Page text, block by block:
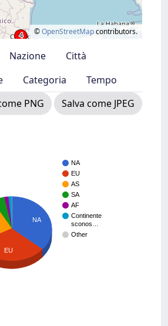
©OpenStreetMapcontributors.
Nazione
Città
Categoria
Tempo
PNG
Salva come JPEG
NA
EU
AS
SA
AF
Continente
sconos…
Other
NA
EU